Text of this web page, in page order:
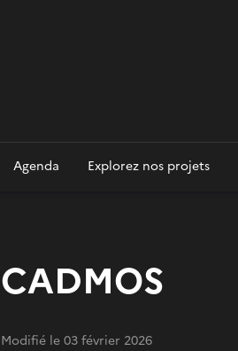
Agenda Explorez nos projets
CADMOS
Modifié le 03 février 2026